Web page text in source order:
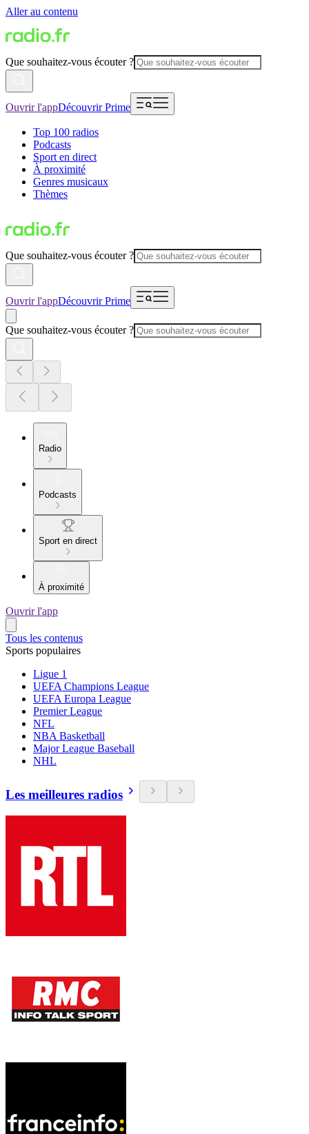
Aller au contenu
Que souhaitez-vous écouter ?
Ouvrir l'appDécouvrir Prime
Top 100 radios
Podcasts
Sport en direct
À proximité
Genres musicaux
Thèmes
Que souhaitez-vous écouter ?
Ouvrir l'appDécouvrir Prime
Que souhaitez-vous écouter ?
Radio
Podcasts
Sport en direct
À proximité
Ouvrir l'app
Tous les contenus
Sports populaires
Ligue 1
UEFA Champions League
UEFA Europa League
Premier League
NFL
NBA Basketball
Major League Baseball
NHL
Les meilleures radios